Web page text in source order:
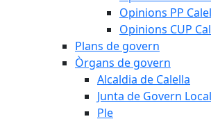
Opinions PP
Opinions CUP
Plans de govern
Òrgans de govern
Alcaldia de Calella
Junta de Govern Local
Ple